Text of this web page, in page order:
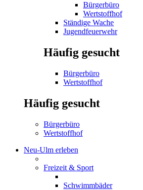
Bürgerbüro
Wertstoffhof
Ständige Wache
Jugendfeuerwehr
Häufig gesucht
Bürgerbüro
Wertstoffhof
Häufig gesucht
Bürgerbüro
Wertstoffhof
Neu-Ulm erleben
Freizeit & Sport
Schwimmbäder